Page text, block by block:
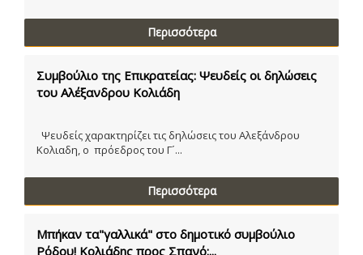
Περισσότερα
Συμβούλιο της Επικρατείας: Ψευδείς οι δηλώσεις
του Αλέξανδρου Κολιάδη
Ψευδείς χαρακτηρίζει τις δηλώσεις του Αλεξάνδρου
Κολιαδη, ο πρόεδρος του Γ´...
Περισσότερα
Μπήκαν τα"γαλλικά" στο δημοτικό συμβούλιο
Ρόδου! Κολιάδης προς Σπανό:...